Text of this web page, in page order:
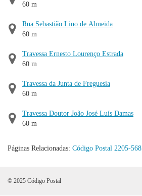
60 m
Rua Sebastião Lino de Almeida
60 m
Travessa Ernesto Lourenço Estrada
60 m
Travessa da Junta de Freguesia
60 m
Travessa Doutor João José Luís Damas
60 m
Páginas Relacionadas: Código Postal 2205-568
© 2025 Código Postal